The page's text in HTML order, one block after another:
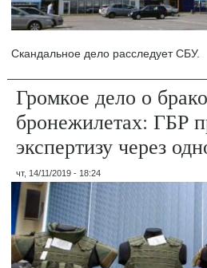
Скандальное дело расследует СБУ.
Громкое дело о
бронежилетах: ГБР
экспертизу через
чт, 14/11/2019 - 18:24